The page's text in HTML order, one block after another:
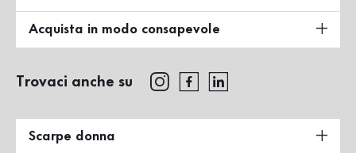
Acquista in modo consapevole
Trovaci anche su
Scarpe donna